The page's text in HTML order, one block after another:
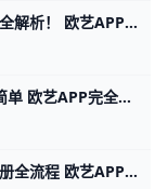
欧艺APP支持哪些国家？全球200国全解析！ 欧艺APP（也就是O易Oyi的交易应用）支持全球近200个国家和地区使用，但有些地方因为监管规则有限制。 比如亚洲的用户在越南、菲律宾、泰国、新加坡、中国香港、台湾、韩国和日本这些地方都能正常下载、注册和交易。 欧洲用户如英国、法国、西班牙、荷兰和俄罗斯也能轻松使用，支持法币充值和多种加密货币买卖。
欧艺APP中文界面全支持！一键切换超简单 欧艺APP完全支持中文界面，这让很多用户用起来很方便。根据官方指南和用户反馈，APP内有简体中文和繁体中文选项，能覆盖大部分交易和设置页面。例如，进入“我的”页面后，你会看到“语言”或“Language”按钮，一键切换后界面马上变成中文。
欧艺APP注册5分钟搞定，新手必看注册全流程 欧艺APP注册其实非常简单，只要跟着几个关键步骤，基本能在几分钟内完成。对新手来说，最重要的是选对下载渠道、正确填写基本信息，并尽快开启安全保护功能。这样不仅能快速拿到账户，还能让登录和使用过程更安心。